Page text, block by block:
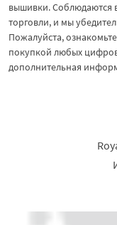
вышивки. Соблюдаются
торговли, и мы
Пожалуйста,
покупкой любых
дополнительная